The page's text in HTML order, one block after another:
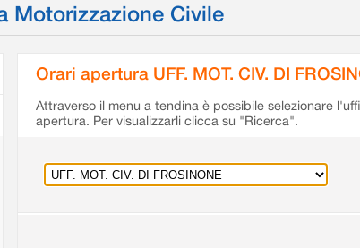
Motorizzazione Civile
Orari apertura UFF. MOT. CIV. DI
Attraverso il menu a tendina è possibile selezionare
apertura. Per visualizzarli clicca su "Ricerca".